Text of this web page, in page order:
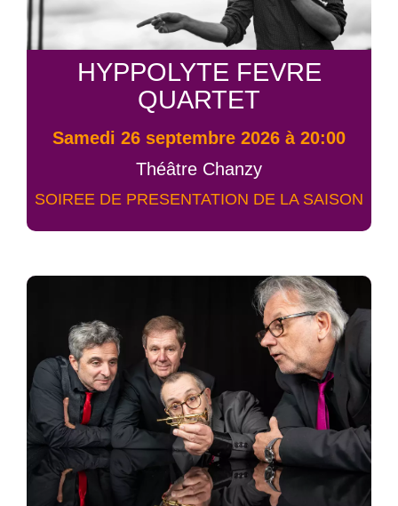
HYPPOLYTE FEVRE
QUARTET
samedi 26 septembre 2026 à 20:00
Théâtre Chanzy
SOIREE DE PRESENTATION DE LA SAISON